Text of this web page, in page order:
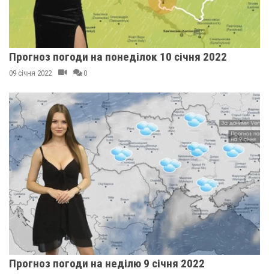
Прогноз погоди на понеділок 10 січня 2022
09 січня 2022 0
Прогноз погоди на неділю 9 січня 2022